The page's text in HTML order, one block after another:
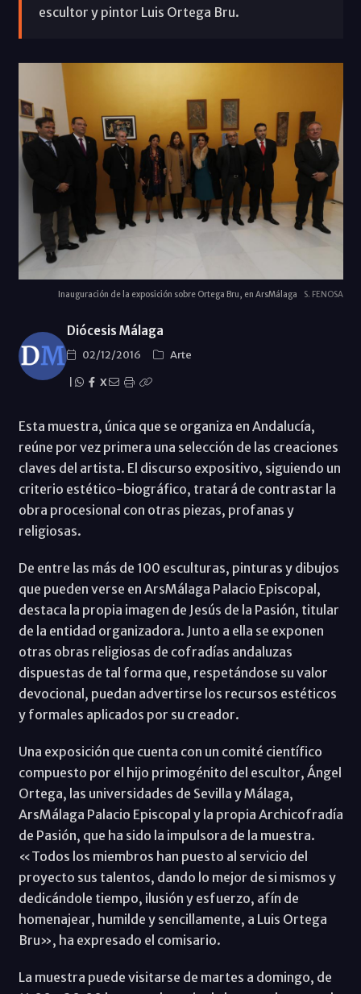
escultor y pintor Luis Ortega Bru.
Inauguración de la exposición sobre Ortega Bru, en ArsMálaga S. FENOSA
Diócesis Málaga
02/12/2016
Arte
X
Esta muestra, única que se organiza en Andalucía,
reúne por vez primera una selección de las creaciones
claves del artista. El discurso expositivo, siguiendo un
criterio estético-biográfico, tratará de contrastar la
obra procesional con otras piezas, profanas y
religiosas.
De entre las más de 100 esculturas, pinturas y dibujos
que pueden verse en ArsMálaga Palacio Episcopal,
destaca la propia imagen de Jesús de la Pasión, titular
de la entidad organizadora. Junto a ella se exponen
otras obras religiosas de cofradías andaluzas
dispuestas de tal forma que, respetándose su valor
devocional, puedan advertirse los recursos estéticos
y formales aplicados por su creador.
Una exposición que cuenta con un comité científico
compuesto por el hijo primogénito del escultor, Ángel
Ortega, las universidades de Sevilla y Málaga,
ArsMálaga Palacio Episcopal y la propia Archicofradía
de Pasión, que ha sido la impulsora de la muestra.
«Todos los miembros han puesto al servicio del
proyecto sus talentos, dando lo mejor de si mismos y
dedicándole tiempo, ilusión y esfuerzo, afín de
homenajear, humilde y sencillamente, a Luis Ortega
Bru», ha expresado el comisario.
La muestra puede visitarse de martes a domingo, de